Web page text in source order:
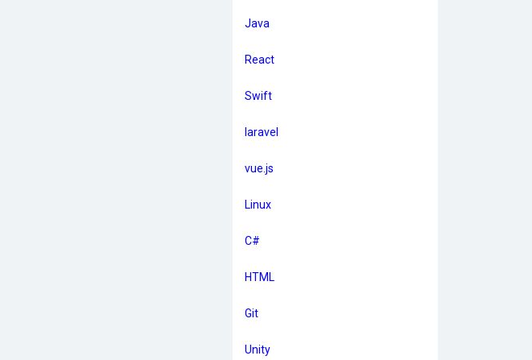
Java
React
Swift
laravel
vue.js
Linux
C#
HTML
Git
Unity